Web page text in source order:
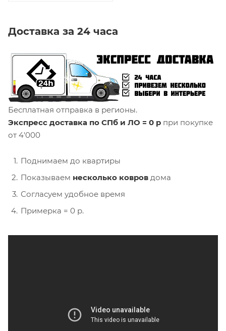
Доставка за 24 часа
Бесплатная отправка в регионы.
Экспресс доставка по СПб и ЛО = 0 р при покупке
от 4'000
Поднимаем до квартиры
Показываем несколько ковров дома
Согласуем удобное время
Примерка = 0 р.